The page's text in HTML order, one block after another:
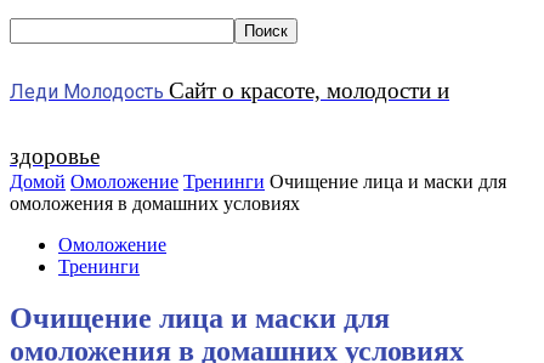
Леди Молодость Сайт о красоте, молодости и
здоровье
Домой Омоложение Тренинги Очищение лица и маски для
омоложения в домашних условиях
Омоложение
Тренинги
Очищение лица и маски для
омоложения в домашних условиях